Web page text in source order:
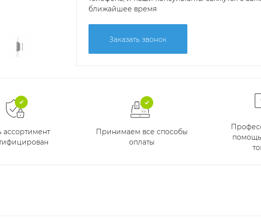
ближайшее время
Заказать звонок
ассортимент
Принимаем все способы
оплаты